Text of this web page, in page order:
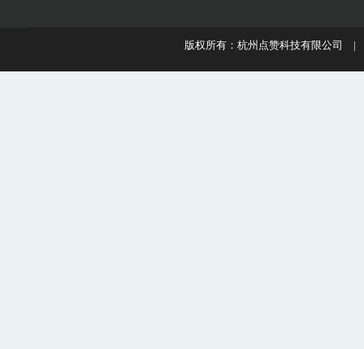
版权所有：杭州点赞科技有限公司